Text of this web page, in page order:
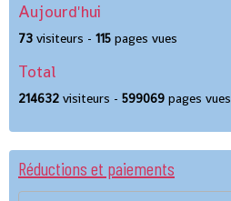
Aujourd'hui
73 visiteurs - 115 pages vues
Total
214632 visiteurs - 599069 pages vues
Réductions et paiements